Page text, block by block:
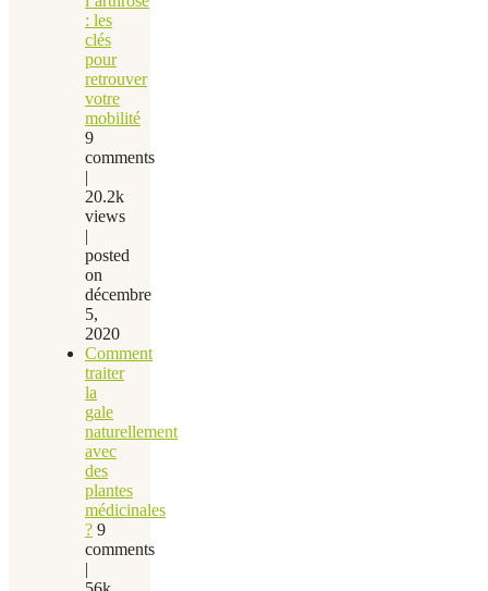
: les
clés
pour
retrouver
votre
mobilité
9
comments
|
20.2k
views
|
posted
on
décembre
5,
2020
Comment
traiter
la
gale
naturellement
avec
des
plantes
médicinales
? 9
comments
|